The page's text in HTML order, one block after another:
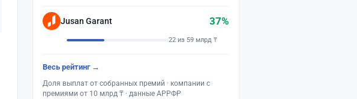
Jusan Garant 37%
22 из 59 млрд ₸
Весь рейтинг →
Доля выплат от собранных премий · компании с
премиями от 10 млрд ₸ · данные АРРФР